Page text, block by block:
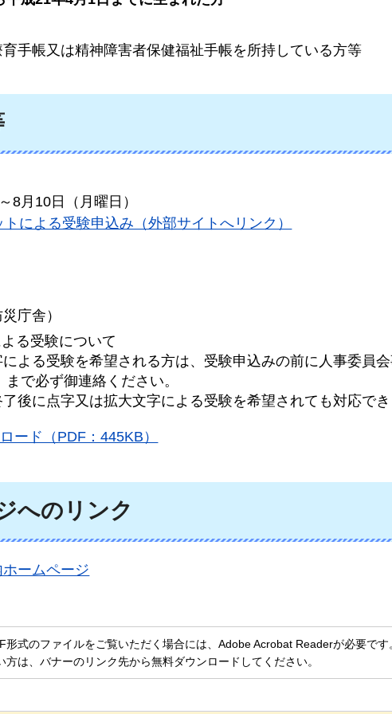
手帳又は精神障害者保健福祉手帳を所持している方等
8月10日（月曜日）
による受験申込み（外部サイトへリンク）
庁舎）
る受験について
による受験を希望される方は、受験申込みの前に人事委員
で必ず御連絡ください。
後に点字又は拡大文字による受験を希望されても対応で
ード（PDF：445KB）
へのリンク
ームページ
形式のファイルをご覧いただく場合には、Adobe Acrobat Readerが必要で
方は、バナーのリンク先から無料ダウンロードしてください。